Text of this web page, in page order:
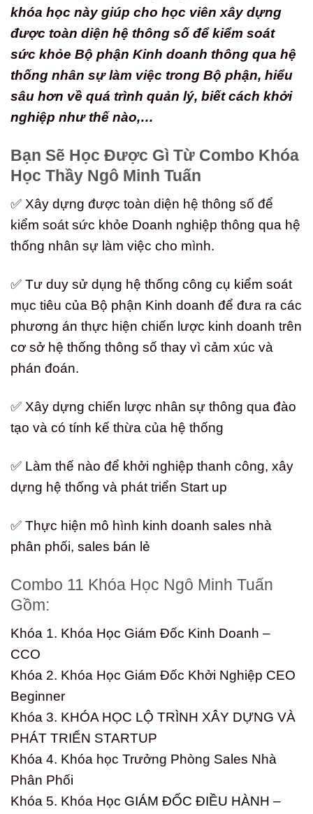
khóa học này giúp cho học viên xây dựng
được toàn diện hệ thông số để kiểm soát
sức khỏe Bộ phận Kinh doanh thông qua hệ
thống nhân sự làm việc trong Bộ phận, hiểu
sâu hơn về quá trình quản lý, biết cách khởi
nghiệp như thế nào,…
Bạn Sẽ Học Được Gì Từ Combo Khóa
Học Thầy Ngô Minh Tuấn
✅ Xây dựng được toàn diện hệ thông số để
kiểm soát sức khỏe Doanh nghiệp thông qua hệ
thống nhân sự làm việc cho mình.
✅ Tư duy sử dụng hệ thống công cụ kiểm soát
mục tiêu của Bộ phận Kinh doanh để đưa ra các
phương án thực hiện chiến lược kinh doanh trên
cơ sở hệ thống thông số thay vì cảm xúc và
phán đoán.
✅ Xây dựng chiến lược nhân sự thông qua đào
tạo và có tính kế thừa của hệ thống
✅ Làm thế nào để khởi nghiệp thanh công, xây
dựng hệ thống và phát triển Start up
✅ Thực hiện mô hình kinh doanh sales nhà
phân phối, sales bán lẻ
Combo 11 Khóa Học Ngô Minh Tuấn
Gồm:
Khóa 1. Khóa Học Giám Đốc Kinh Doanh –
CCO
Khóa 2. Khóa Học Giám Đốc Khởi Nghiệp CEO
Beginner
Khóa 3. KHÓA HỌC LỘ TRÌNH XÂY DỰNG VÀ
PHÁT TRIỂN STARTUP
Khóa 4. Khóa học Trưởng Phòng Sales Nhà
Phân Phối
Khóa 5. Khóa Học GIÁM ĐỐC ĐIỀU HÀNH –